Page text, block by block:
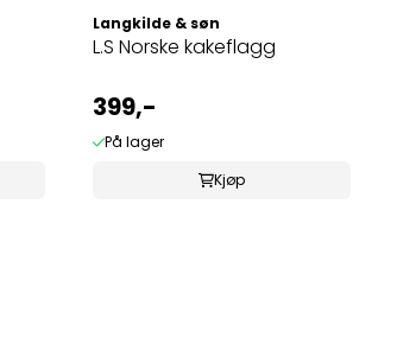
Langkilde & søn
L.S Norske kakeflagg
399,-
På lager
Kjøp